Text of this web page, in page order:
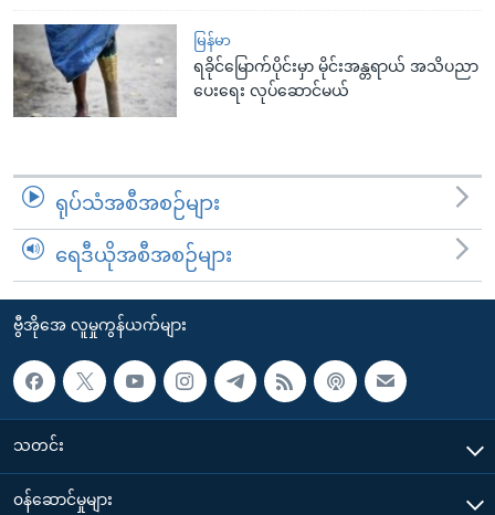
မြန်မာ
ရခိုင်မြောက်ပိုင်းမှာ မိုင်းအန္တရာယ် အသိပညာ
ပေးရေး လုပ်ဆောင်မယ်
ရုပ်သံအစီအစဉ်များ
ရေဒီယိုအစီအစဉ်များ
ဗွီအိုအေ လူမှုကွန်ယက်များ
သတင်း
၀န်ဆောင်မှုများ